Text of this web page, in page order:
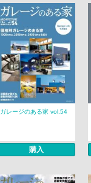
ガレージのある家 vol.54
購入